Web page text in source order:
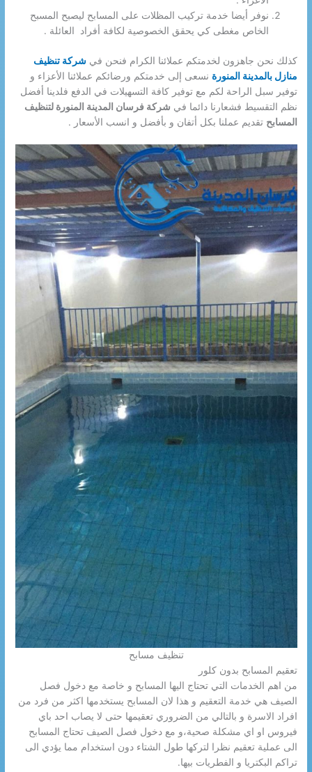
نوفر أيضا خدمة تركيب المظلات على المسابح ليصبح المسبح
الخاص مغطى كي يحقق الخصوصية لكافة أفراد العائلة .
كذلك نحن جاهزون لخدمتكم عملائنا الكرام فنحن فيشركة تنظيف
منازل بالمدينة المنورة نسعى إلى خدمتكم ورضائكم عملائنا الأعزاء و
توفير سبل الراحة لكم مع توفير كافة التسهيلات في الدفع فلدينا أفضل
نظم التقسيط فشعارنا دائما في شركة فرسان المدينة المنورة لتنظيف
المسابح تقديم عملنا بكل أتفان و بأفضل و انسب الأسعار .
تنظيف مسابح
تعقيم المسابح بدون كلور
من اهم الخدمات التي تحتاج اليها المسابح و خاصة مع دخول فصل
الصيف هي خدمة التعقيم و هذا لان المسابح يستخدمها اكثر من فرد من
افراد الاسرة و بالتالي من الضروري تعقيمها حتى لا يصاب احد باي
فيروس او اي مشكلة صحية،و مع دخول فصل الصيف تحتاج المسابح
الى عملية تعقيم نظرا لتركها طول الشتاء دون استخدام مما يؤدي الى
تراكم البكتريا و الفطريات بيها.